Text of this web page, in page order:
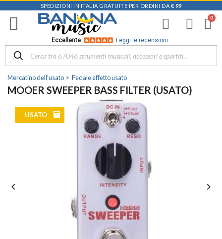
SPEDIZIONI IN ITALIA GRATUITE PER ORDINI DA € 99
Eccellente Leggi le recensioni
Mercatino dell'usato Pedale effetto usato
MOOER SWEEPER BASS FILTER (USATO)
USATO inventory
 